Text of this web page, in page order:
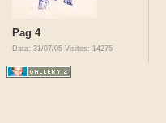
Pag 4
Data: 31/07/05 Visites: 14275